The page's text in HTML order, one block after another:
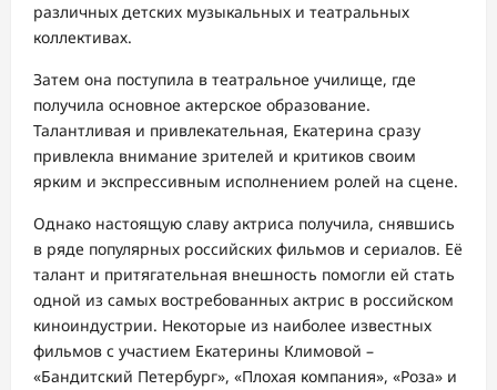
различных детских музыкальных и театральных
коллективах.
Затем она поступила в театральное училище, где
получила основное актерское образование.
Талантливая и привлекательная, Екатерина сразу
привлекла внимание зрителей и критиков своим
ярким и экспрессивным исполнением ролей на сцене.
Однако настоящую славу актриса получила, снявшись
в ряде популярных российских фильмов и сериалов. Её
талант и притягательная внешность помогли ей стать
одной из самых востребованных актрис в российском
киноиндустрии. Некоторые из наиболее известных
фильмов с участием Екатерины Климовой –
«Бандитский Петербург», «Плохая компания», «Роза» и